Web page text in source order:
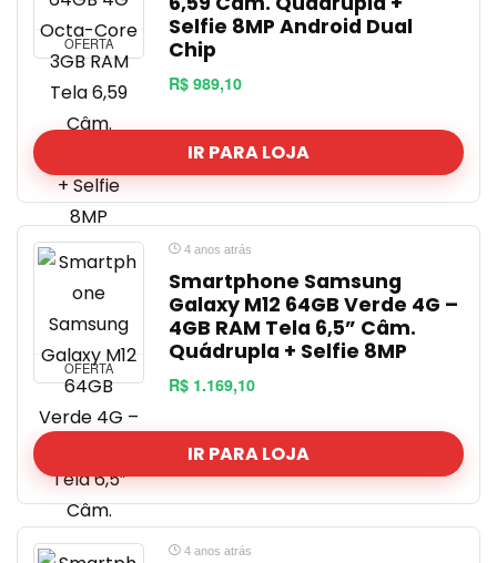
OFERTA
Selfie 8MP Android Dual
Chip
R$ 989,10
IR PARA LOJA
OFERTA
4 anos atrás
Smartphone Samsung
Galaxy M12 64GB Verde 4G –
4GB RAM Tela 6,5” Câm.
Quádrupla + Selfie 8MP
R$ 1.169,10
IR PARA LOJA
4 anos atrás